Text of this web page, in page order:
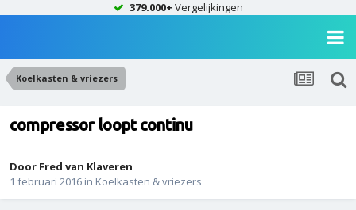
379.000+ Vergelijkingen
Koelkasten & vriezers
compressor loopt continu
Door Fred van Klaveren
1 februari 2016 in Koelkasten & vriezers